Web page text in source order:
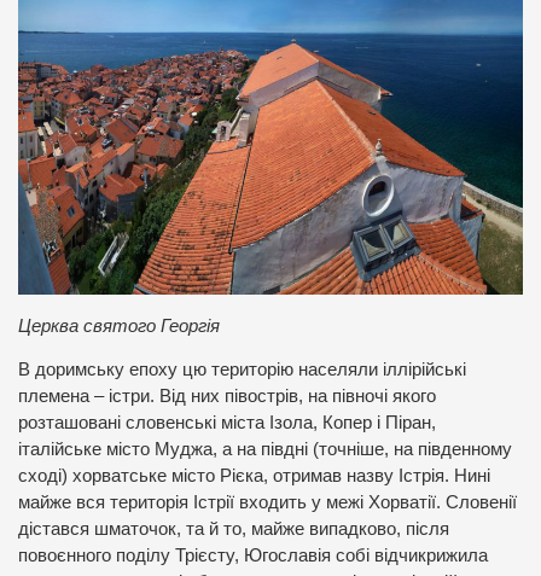
Церква святого Георгія
В доримську епоху цю територію населяли іллірійські
племена – істри. Від них півострів, на півночі якого
розташовані словенські міста Ізола, Копер і Піран,
італійське місто Муджа, а на півдні (точніше, на південному
сході) хорватське місто Рієка, отримав назву Істрія. Нині
майже вся територія Істрії входить у межі Хорватії. Словенії
дістався шматочок, та й то, майже випадково, після
повоєнного поділу Трієсту, Югославія собі відчикрижила